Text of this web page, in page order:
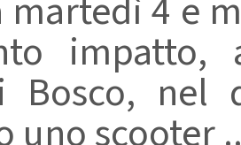
4 e
impatto,
Bosco, nel